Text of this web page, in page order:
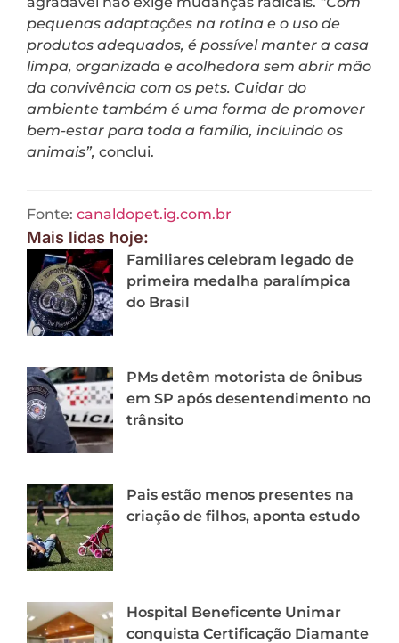
pequenas adaptações na rotina e o uso de
produtos adequados, é possível manter a casa
limpa, organizada e acolhedora sem abrir mão
da convivência com os pets. Cuidar do
ambiente também é uma forma de promover
bem-estar para toda a família, incluindo os
animais”, conclui.
Fonte: canaldopet.ig.com.br
Mais lidas hoje:
Familiares celebram legado de
primeira medalha paralímpica
do Brasil
PMs detêm motorista de ônibus
em SP após desentendimento no
trânsito
Pais estão menos presentes na
criação de filhos, aponta estudo
Hospital Beneficente Unimar
conquista Certificação Diamante